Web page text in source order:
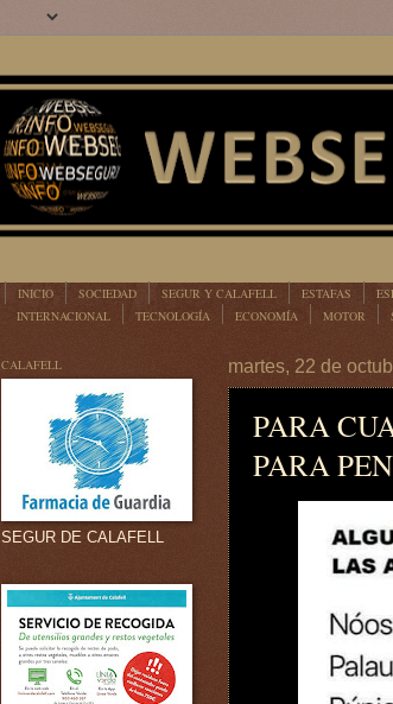
INICIO SOCIEDAD SEGUR Y CALAFELL ESTAFAS
INTERNACIONAL
TECNOLOGÍA ECONOMÍA MOTOR
martes, 22 de
PARA
PARA
CALAFELL
SEGUR DE CALAFELL